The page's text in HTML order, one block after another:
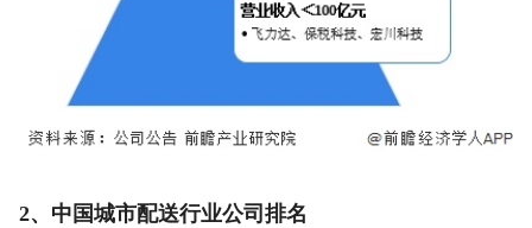
2、中国城市配送行业公司排名